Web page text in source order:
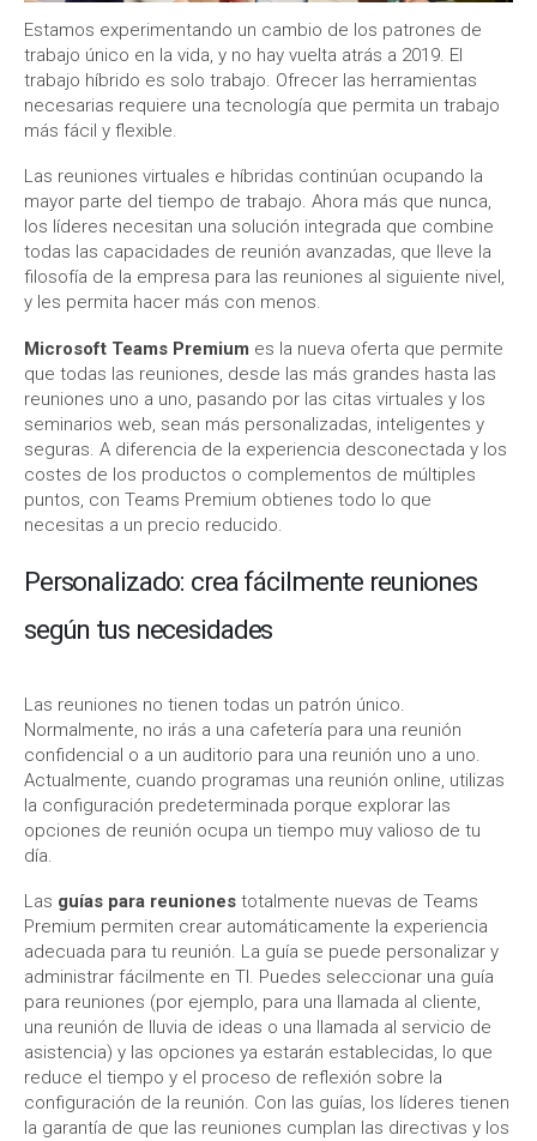
Estamos experimentando un cambio de los patrones de
trabajo único en la vida, y no hay vuelta atrás a 2019. El
trabajo híbrido es solo trabajo. Ofrecer las herramientas
necesarias requiere una tecnología que permita un trabajo
más fácil y flexible.
Las reuniones virtuales e híbridas continúan ocupando la
mayor parte del tiempo de trabajo. Ahora más que nunca,
los líderes necesitan una solución integrada que combine
todas las capacidades de reunión avanzadas, que lleve la
filosofía de la empresa para las reuniones al siguiente nivel,
y les permita hacer más con menos.
Microsoft Teams Premium es la nueva oferta que permite
que todas las reuniones, desde las más grandes hasta las
reuniones uno a uno, pasando por las citas virtuales y los
seminarios web, sean más personalizadas, inteligentes y
seguras. A diferencia de la experiencia desconectada y los
costes de los productos o complementos de múltiples
puntos, con Teams Premium obtienes todo lo que
necesitas a un precio reducido.
Personalizado: crea fácilmente reuniones
según tus necesidades
Las reuniones no tienen todas un patrón único.
Normalmente, no irás a una cafetería para una reunión
confidencial o a un auditorio para una reunión uno a uno.
Actualmente, cuando programas una reunión online, utilizas
la configuración predeterminada porque explorar las
opciones de reunión ocupa un tiempo muy valioso de tu
día.
Las guías para reuniones totalmente nuevas de Teams
Premium permiten crear automáticamente la experiencia
adecuada para tu reunión. La guía se puede personalizar y
administrar fácilmente en TI. Puedes seleccionar una guía
para reuniones (por ejemplo, para una llamada al cliente,
una reunión de lluvia de ideas o una llamada al servicio de
asistencia) y las opciones ya estarán establecidas, lo que
reduce el tiempo y el proceso de reflexión sobre la
configuración de la reunión. Con las guías, los líderes tienen
la garantía de que las reuniones cumplan las directivas y los